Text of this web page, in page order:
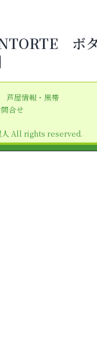
ボ
芦屋情報・黒帯
合せ
人 All rights reserved.